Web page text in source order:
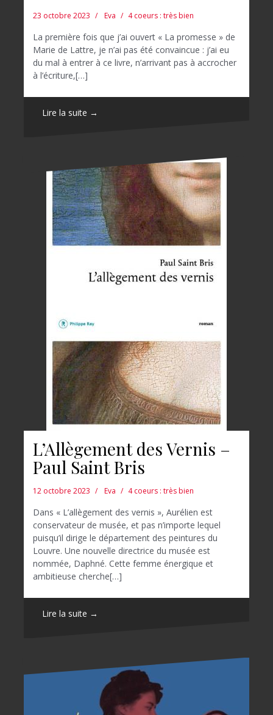
23 octobre 2023 Eva 4 coeurs : très bien
La première fois que j’ai ouvert « La promesse » de
Marie de Lattre, je n’ai pas été convaincue : j’ai eu
du mal à entrer à ce livre, n’arrivant pas à accrocher
à l’écriture,[…]
Lire la suite →
L’Allègement des Vernis –
Paul Saint Bris
12 octobre 2023 Eva 4 coeurs : très bien
Dans « L’allègement des vernis », Aurélien est
conservateur de musée, et pas n’importe lequel
puisqu’il dirige le département des peintures du
Louvre. Une nouvelle directrice du musée est
nommée, Daphné. Cette femme énergique et
ambitieuse cherche[…]
Lire la suite →